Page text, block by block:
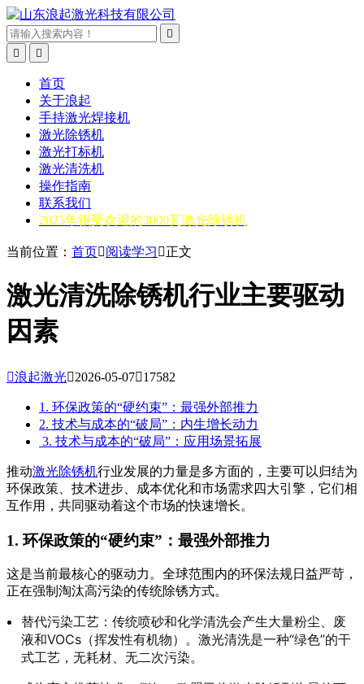



首页
关于浪起
手持激光焊接机
激光除锈机
激光打标机
激光清洗机
操作指南
联系我们
2025年很受欢迎的3000瓦激光除锈机
当前位置： 首页阅读学习 正文
激光清洗除锈机行业主要驱动
因素
浪起激光2026-05-0717582
1. 环保政策的“硬约束”：最强外部推力
2. 技术与成本的“破局”：内生增长动力
3. 技术与成本的“破局”：应用场景拓展
推动激光除锈机行业发展的力量是多方面的，主要可以归结为
环保政策、技术进步、成本优化和市场需求四大引擎，它们相
互作用，共同驱动着这个市场的快速增长。
1. 环保政策的“硬约束”：最强外部推力
这是当前最核心的驱动力。全球范围内的环保法规日益严苛，
正在强制淘汰高污染的传统除锈方式。
替代污染工艺：传统喷砂和化学清洗会产生大量粉尘、废
液和VOCs（挥发性有机物）。激光清洗是一种“绿色”的干
式工艺，无耗材、无二次污染。